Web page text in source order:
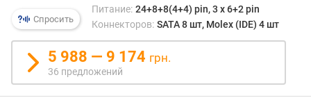
i
c
N
i
Спросить
Питание: 24+8+8(4+4) pin, 3 х 6+2 pin
Коннекторов: SATA 8 шт, Molex (IDE) 4 шт
5 988 — 9 174 грн.
36 предложений